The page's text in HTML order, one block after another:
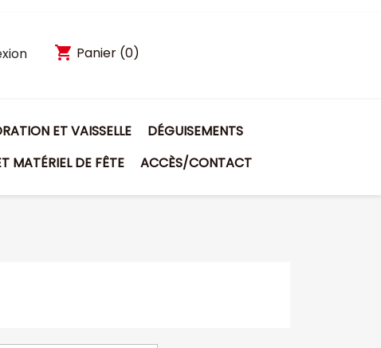
shopping_cart Panier (0)
ET VAISSELLE
DÉGUISEMENTS
MATÉRIEL DE FÊTE ACCÈS/CONTACT